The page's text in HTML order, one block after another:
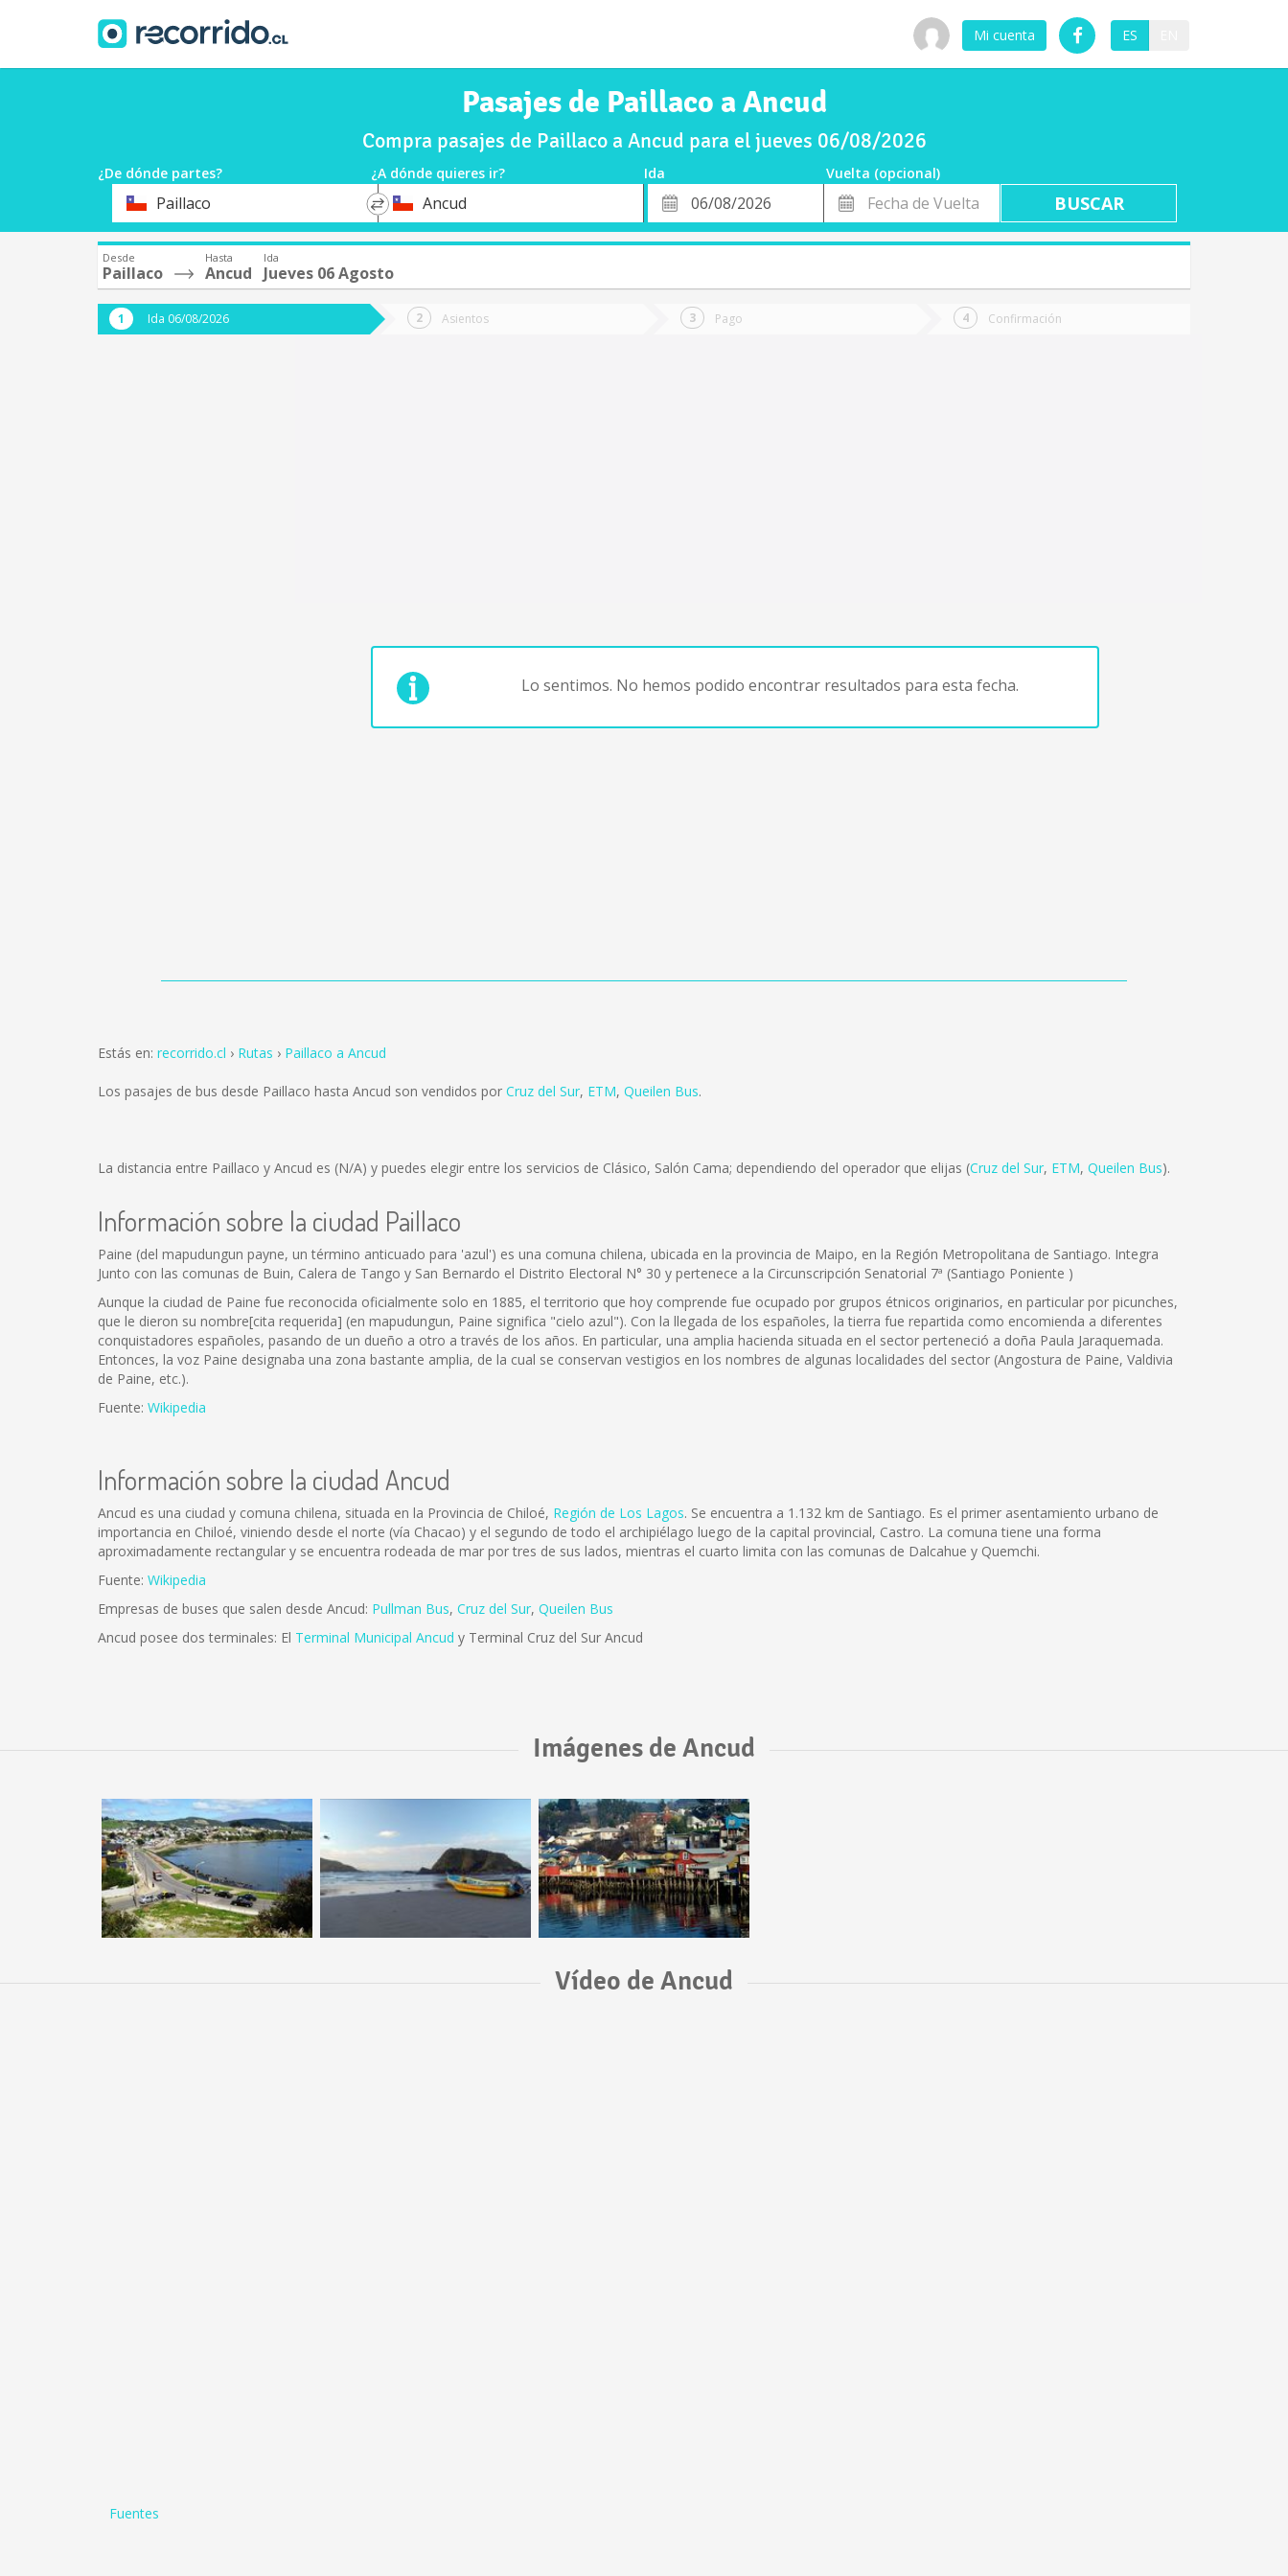
Mi cuenta ES
Pasajes de Paillaco a Ancud
Compra pasajes de Paillaco a Ancud para el jueves 06/08/2026
¿De dónde partes? ¿A dónde quieres ir? Ida
Vuelta (opcional)
OrigenPaillaco
*
DestinoAncud
Fecha
de
Fecha
de
Vuelta
Desde
Paillaco
Hasta
Ancud
Ida
Jueves 06 Agosto
Ida 06/08/2026 Asientos Pago Confirmación
Lo sentimos. No hemos podido encontrar resultados para esta fecha.
Estás en: recorrido.cl Rutas Paillaco a Ancud
Los pasajes de bus desde Paillaco hasta Ancud son vendidos por Cruz del Sur, ETM, Queilen Bus.
La distancia entre Paillaco y Ancud es (N/A) y puedes elegir entre los servicios de Clásico, Salón Cama; dependiendo del operador que elijas (Cruz del Sur, ETM, Queilen Bus).
Información sobre la ciudad Paillaco
Paine (del mapudungun payne, un término anticuado para 'azul') es una comuna chilena, ubicada en la provincia de Maipo, en la Región Metropolitana de Santiago. Integra
Junto con las comunas de Buin, Calera de Tango y San Bernardo el Distrito Electoral N° 30 y pertenece a la Circunscripción Senatorial 7ª (Santiago Poniente )
Aunque la ciudad de Paine fue reconocida oficialmente solo en 1885, el territorio que hoy comprende fue ocupado por grupos étnicos originarios, en particular por picunches,
que le dieron su nombre[cita requerida] (en mapudungun, Paine significa "cielo azul"). Con la llegada de los españoles, la tierra fue repartida como encomienda a diferentes
conquistadores españoles, pasando de un dueño a otro a través de los años. En particular, una amplia hacienda situada en el sector perteneció a doña Paula Jaraquemada.
Entonces, la voz Paine designaba una zona bastante amplia, de la cual se conservan vestigios en los nombres de algunas localidades del sector (Angostura de Paine, Valdivia
de Paine, etc.).
Fuente: Wikipedia
Información sobre la ciudad Ancud
Ancud es una ciudad y comuna chilena, situada en la Provincia de Chiloé, Región de Los Lagos. Se encuentra a 1.132 km de Santiago. Es el primer asentamiento urbano de
importancia en Chiloé, viniendo desde el norte (vía Chacao) y el segundo de todo el archipiélago luego de la capital provincial, Castro. La comuna tiene una forma
aproximadamente rectangular y se encuentra rodeada de mar por tres de sus lados, mientras el cuarto limita con las comunas de Dalcahue y Quemchi.
Fuente: Wikipedia
Empresas de buses que salen desde Ancud: Pullman Bus, Cruz del Sur, Queilen Bus
Ancud posee dos terminales: El Terminal Municipal Ancud y Terminal Cruz del Sur Ancud
Imágenes de Ancud
Vídeo de Ancud
Fuentes